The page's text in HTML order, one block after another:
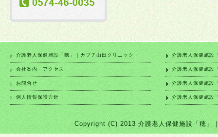
介護老人保健施設「穂」｜カブチ山田クリニック
会社案内・アクセス
お問合せ
個人情報保護方針
介護老人保健施設
介護老人保健施設
介護老人保健施設
介護老人保健施設
Copyright (C) 2013 介護老人保健施設「穂